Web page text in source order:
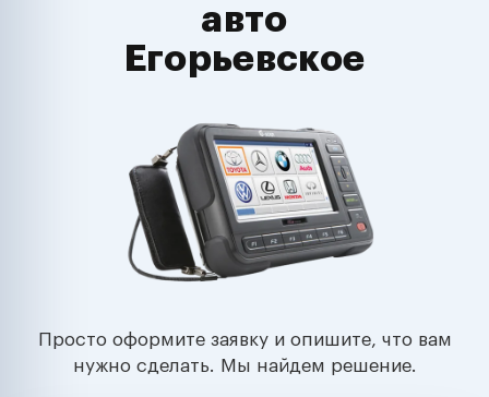
авто
Егорьевское
Просто оформите заявку и опишите, что вам
нужно сделать. Мы найдем решение.